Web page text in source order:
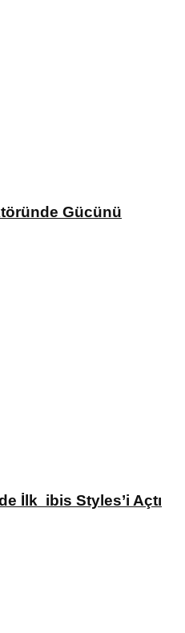
Gücünü
İlk ibis Styles’i Açtı